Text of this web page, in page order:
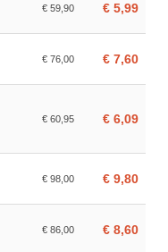
€ 59,90 € 5,99
€ 76,00 € 7,60
€ 60,95 € 6,09
€ 98,00 € 9,80
€ 86,00 € 8,60